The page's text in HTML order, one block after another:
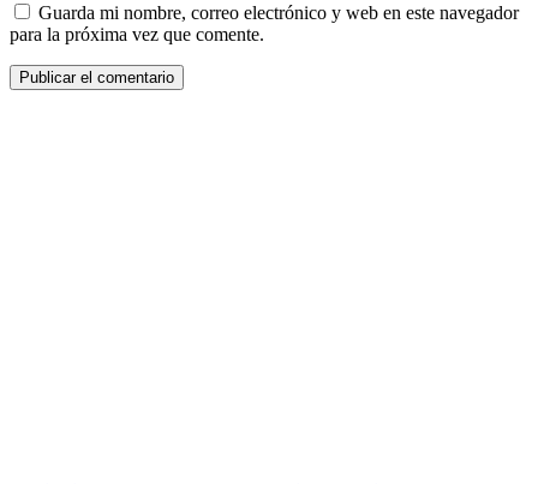
Guarda mi nombre, correo electrónico y web en este navegador
para la próxima vez que comente.